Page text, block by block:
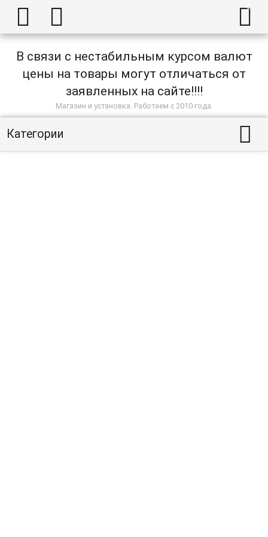
  
В связи с нестабильным курсом валют
цены на товары могут отличаться от
заявленных на сайте!!!!
Магазин и установка. Работаем с 2010 года.
Категории 